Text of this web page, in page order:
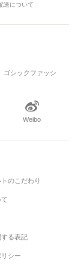
送について
ゴシックファッシ
Weibo
のこだわり
る表記
シー